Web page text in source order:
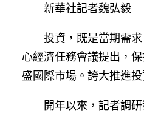
新華社記者魏弘毅
投資，既是當期需
心經濟任務會議提出，
盛國際市場。誇大推進投
開年以來，記者調